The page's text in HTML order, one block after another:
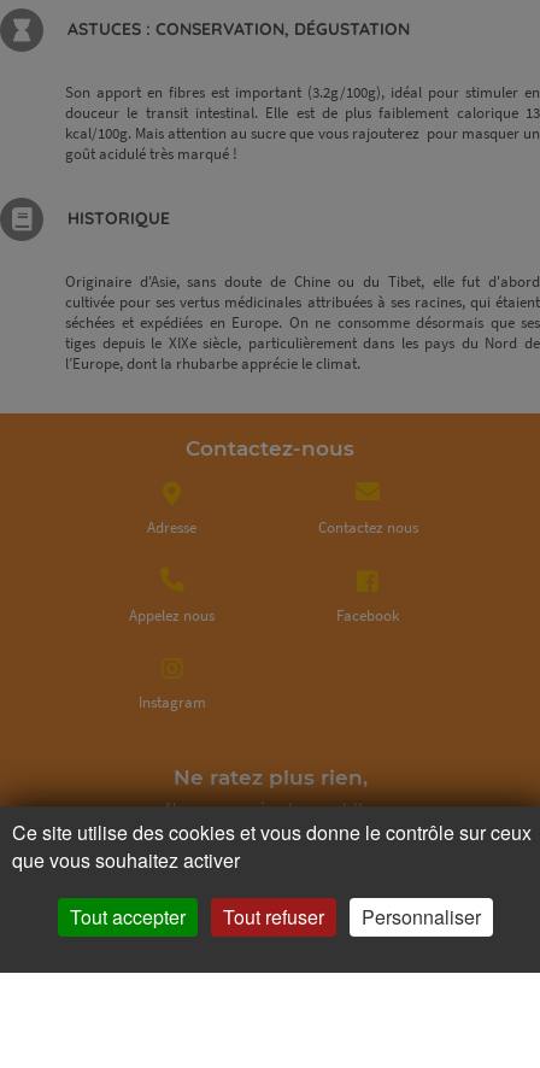
ASTUCES : CONSERVATION, DÉGUSTATION
Son apport en fibres est important (3.2g/100g), idéal pour stimuler en
douceur le transit intestinal. Elle est de plus faiblement calorique 13
kcal/100g. Mais attention au sucre que vous rajouterez pour masquer un
goût acidulé très marqué !
HISTORIQUE
Originaire d'Asie, sans doute de Chine ou du Tibet, elle fut d'abord
cultivée pour ses vertus médicinales attribuées à ses racines, qui étaient
séchées et expédiées en Europe. On ne consomme désormais que ses
tiges depuis le XIXe siècle, particulièrement dans les pays du Nord de
l’Europe, dont la rhubarbe apprécie le climat.
Contactez-nous
Adresse Contactez nous
Appelez nous Facebook
Instagram
Ne ratez plus rien,
Abonnez-vous à notre newsletter
Je m’inscris
Ce site utilise des cookies et vous donne le contrôle sur ceux
que vous souhaitez activer
Tout accepter Tout refuser Personnaliser